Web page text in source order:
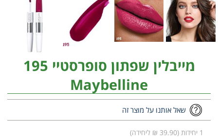
מייבלין שפתון סופרסטיי 195
Maybelline
שאל אותנו על מוצר זה
1 יחידות (39.90 ₪ ליחידה)